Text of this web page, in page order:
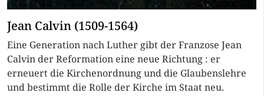
Jean Calvin (1509-1564)
Eine Generation nach Luther gibt der Franzose Jean
Calvin der Reformation eine neue Richtung : er
erneuert die Kirchenordnung und die Glaubenslehre
und bestimmt die Rolle der Kirche im Staat neu.